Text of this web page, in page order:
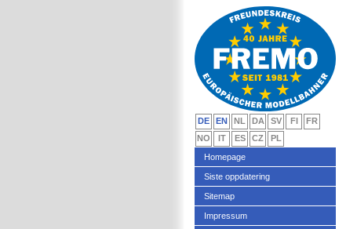
DE EN NL DA SV FI
FR
NO
IT ES CZ
PL
Homepage
Siste oppdatering
Sitemap
Impressum